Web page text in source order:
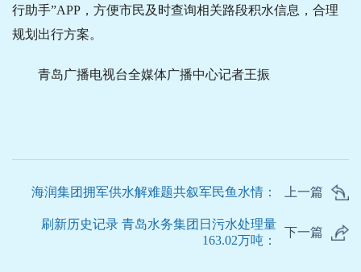
行助手”APP，方便市民及时查询相关路段积水信息，合理
规划出行方案。
青岛广播电视台全媒体广播中心记者王振
海润集团拥军供水解难题共叙军民鱼水情： 上一篇
刷新历史记录 青岛水务集团日污水处理量
163.02万吨：
下一篇